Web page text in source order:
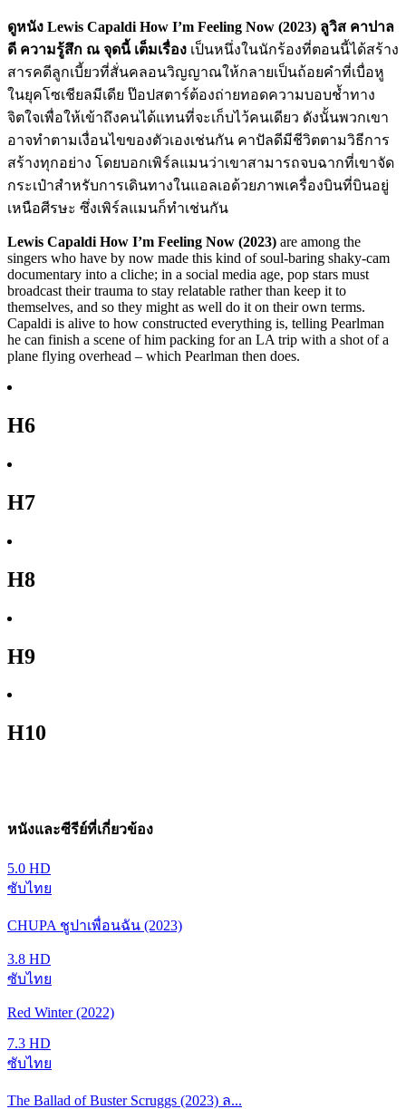
ดูหนัง Lewis Capaldi How I’m Feeling Now (2023) ลูวิส คาปาล
ดี ความรู้สึก ณ จุดนี้ เต็มเรื่อง เป็นหนึ่งในนักร้องที่ตอนนี้ได้สร้าง
สารคดีลูกเบี้ยวที่สั่นคลอนวิญญาณให้กลายเป็นถ้อยคำที่เบื่อหู
ในยุคโซเชียลมีเดีย ป๊อปสตาร์ต้องถ่ายทอดความบอบช้ำทาง
จิตใจเพื่อให้เข้าถึงคนได้แทนที่จะเก็บไว้คนเดียว ดังนั้นพวกเขา
อาจทำตามเงื่อนไขของตัวเองเช่นกัน คาปัลดีมีชีวิตตามวิธีการ
สร้างทุกอย่าง โดยบอกเพิร์ลแมนว่าเขาสามารถจบฉากที่เขาจัด
กระเป๋าสำหรับการเดินทางในแอลเอด้วยภาพเครื่องบินที่บินอยู่
เหนือศีรษะ ซึ่งเพิร์ลแมนก็ทำเช่นกัน
Lewis Capaldi How I’m Feeling Now (2023) are among the
singers who have by now made this kind of soul-baring shaky-cam
documentary into a cliche; in a social media age, pop stars must
broadcast their trauma to stay relatable rather than keep it to
themselves, and so they might as well do it on their own terms.
Capaldi is alive to how constructed everything is, telling Pearlman
he can finish a scene of him packing for an LA trip with a shot of a
plane flying overhead – which Pearlman then does.
H6
H7
H8
H9
H10
หนังและซีรีย์ที่เกี่ยวข้อง
5.0 HD
ซับไทย
CHUPA ชูปาเพื่อนฉัน (2023)
3.8 HD
ซับไทย
Red Winter (2022)
7.3 HD
ซับไทย
The Ballad of Buster Scruggs (2023) ล...